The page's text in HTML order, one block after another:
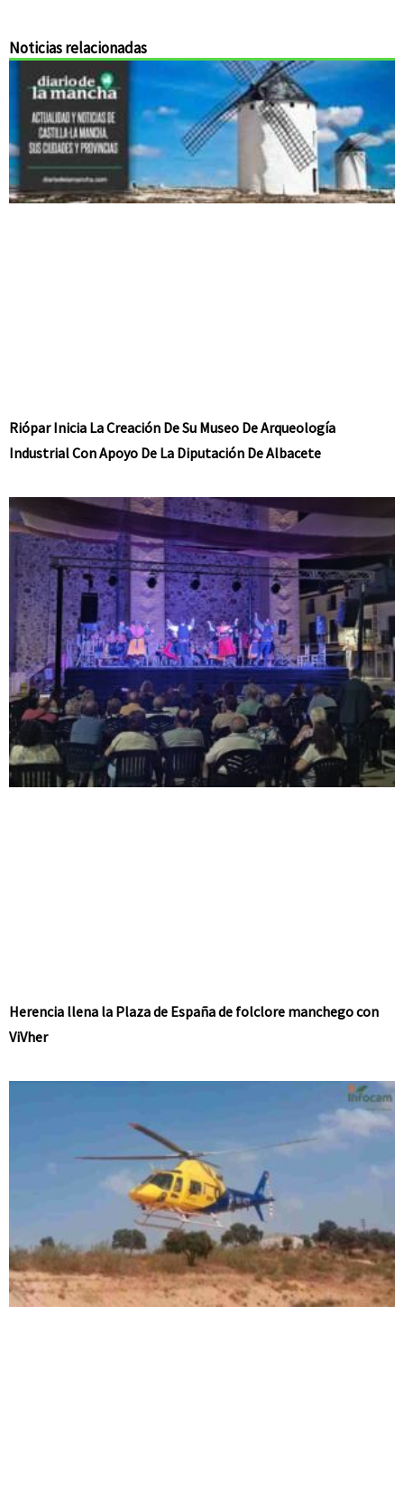
Noticias relacionadas
Riópar Inicia La Creación De Su Museo De Arqueología
Industrial Con Apoyo De La Diputación De Albacete
Herencia llena la Plaza de España de folclore manchego con
ViVher